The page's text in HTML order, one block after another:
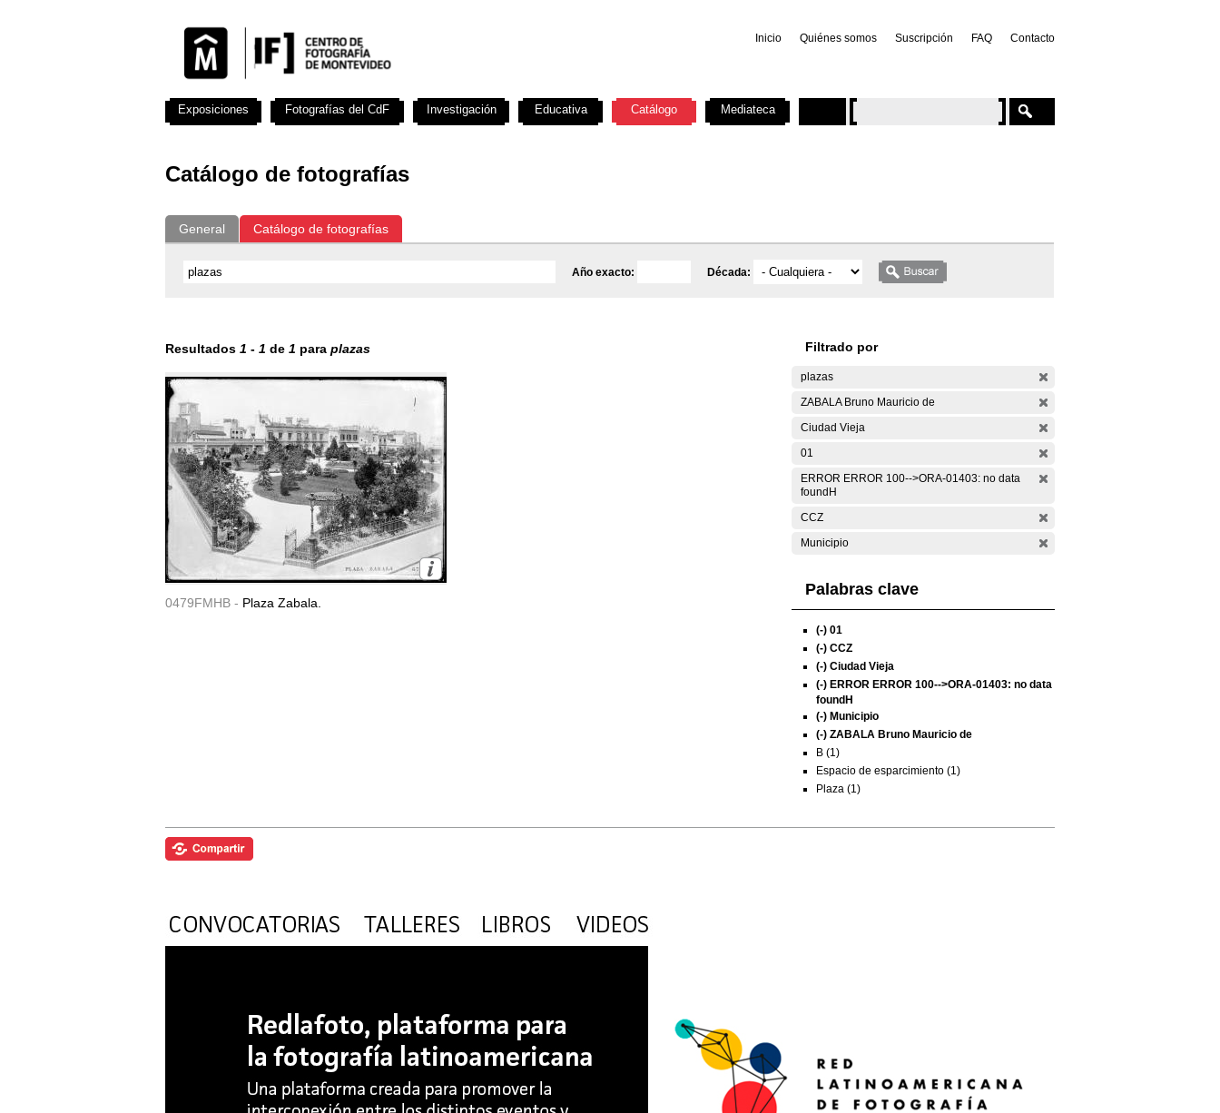
Inicio Quiénes somos Suscripción FAQ Contacto
Catálogo de fotografías
General Catálogo de fotografías
Año exacto: Década:
Resultados 1 - 1 de 1 para plazas
0479FMHB - Plaza Zabala.
Filtrado por
plazas
ZABALA Bruno Mauricio de
Ciudad Vieja
01
ERROR ERROR 100-->ORA-01403: no data
foundH
CCZ
Municipio
Palabras clave
(-) 01
(-) CCZ
(-) Ciudad Vieja
(-) ERROR ERROR 100-->ORA-01403: no data
foundH
(-) Municipio
(-) ZABALA Bruno Mauricio de
B (1)
Espacio de esparcimiento (1)
Plaza (1)
Exposiciones Fotografías del CdF Investigación Educativa Catálogo Mediateca